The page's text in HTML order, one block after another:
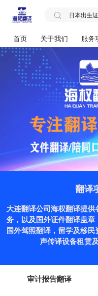
首页 关于我们 服务
翻译
大连翻译公司海权翻译提
务，以及国外证件翻译盖章
国外驾照翻译，留学及移
声传译设备租赁
审计报告翻译